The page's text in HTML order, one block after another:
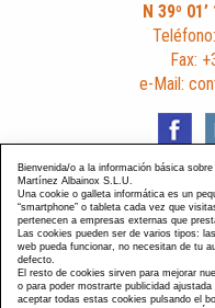
N 39º
Fax:
e-Mail:
Diseño y Desarrollo
está optimizada para
9
Bienvenida/o a la información básica
Martínez Albainox S.L.U.
Una cookie o galleta informática es un
“smartphone” o tableta cada vez que
pertenecen a empresas externas que
Las cookies pueden ser de varios tipos:
web pueda funcionar, no necesitan de tu
defecto.
El resto de cookies sirven para mejorar
o para poder mostrarte publicidad
aceptar todas estas cookies pulsando el